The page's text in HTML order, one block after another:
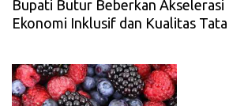
Bupati Butur Beberkan Akselerasi
Ekonomi Inklusif dan Kualitas